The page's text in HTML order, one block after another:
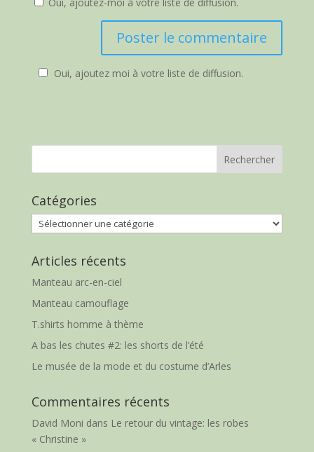
Oui, ajoutez moi à votre liste de diffusion.
Catégories
Catégories
Articles récents
Manteau arc-en-ciel
Manteau camouflage
T.shirts homme à thème
A bas les chutes #2: les shorts de l’été
Le musée de la mode et du costume d’Arles
Commentaires récents
David Moni dans Le retour du vintage: les robes
« Christine »